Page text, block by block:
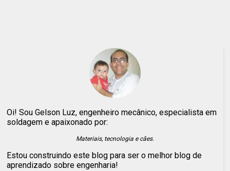
Oi! Sou Gelson Luz, engenheiro mecânico, especialista em
soldagem e apaixonado por:
Materiais, tecnologia e cães.
Estou construindo este blog para ser o melhor blog de
aprendizado sobre engenharia!